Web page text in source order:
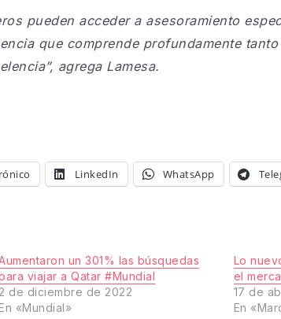
pueden acceder a asesoramiento
que comprende profundamente
agrega Lamesa.
LinkedIn WhatsApp
un 301% las búsquedas
viajar a Qatar #Mundial
2 de diciembre de 2022
«Mundial»
Lo
el
17 de
En